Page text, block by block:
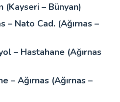
(Kayseri – Bünyan)
– Nato Cad. (Ağırnas –
– Hastahane (Ağırnas
– Ağırnas (Ağırnas –